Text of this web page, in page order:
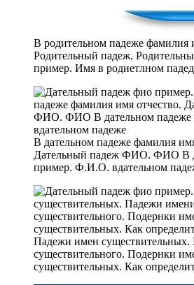
В родительном падеже фамилия
Родительный падеж.
пример. Имя в родиетлном
В дательном падеже фамилия
Дательный падеж ФИО. ФИО В
пример. Ф.И.О. вдательном
Падежи имен
существительного. Подернки
существительных. Как